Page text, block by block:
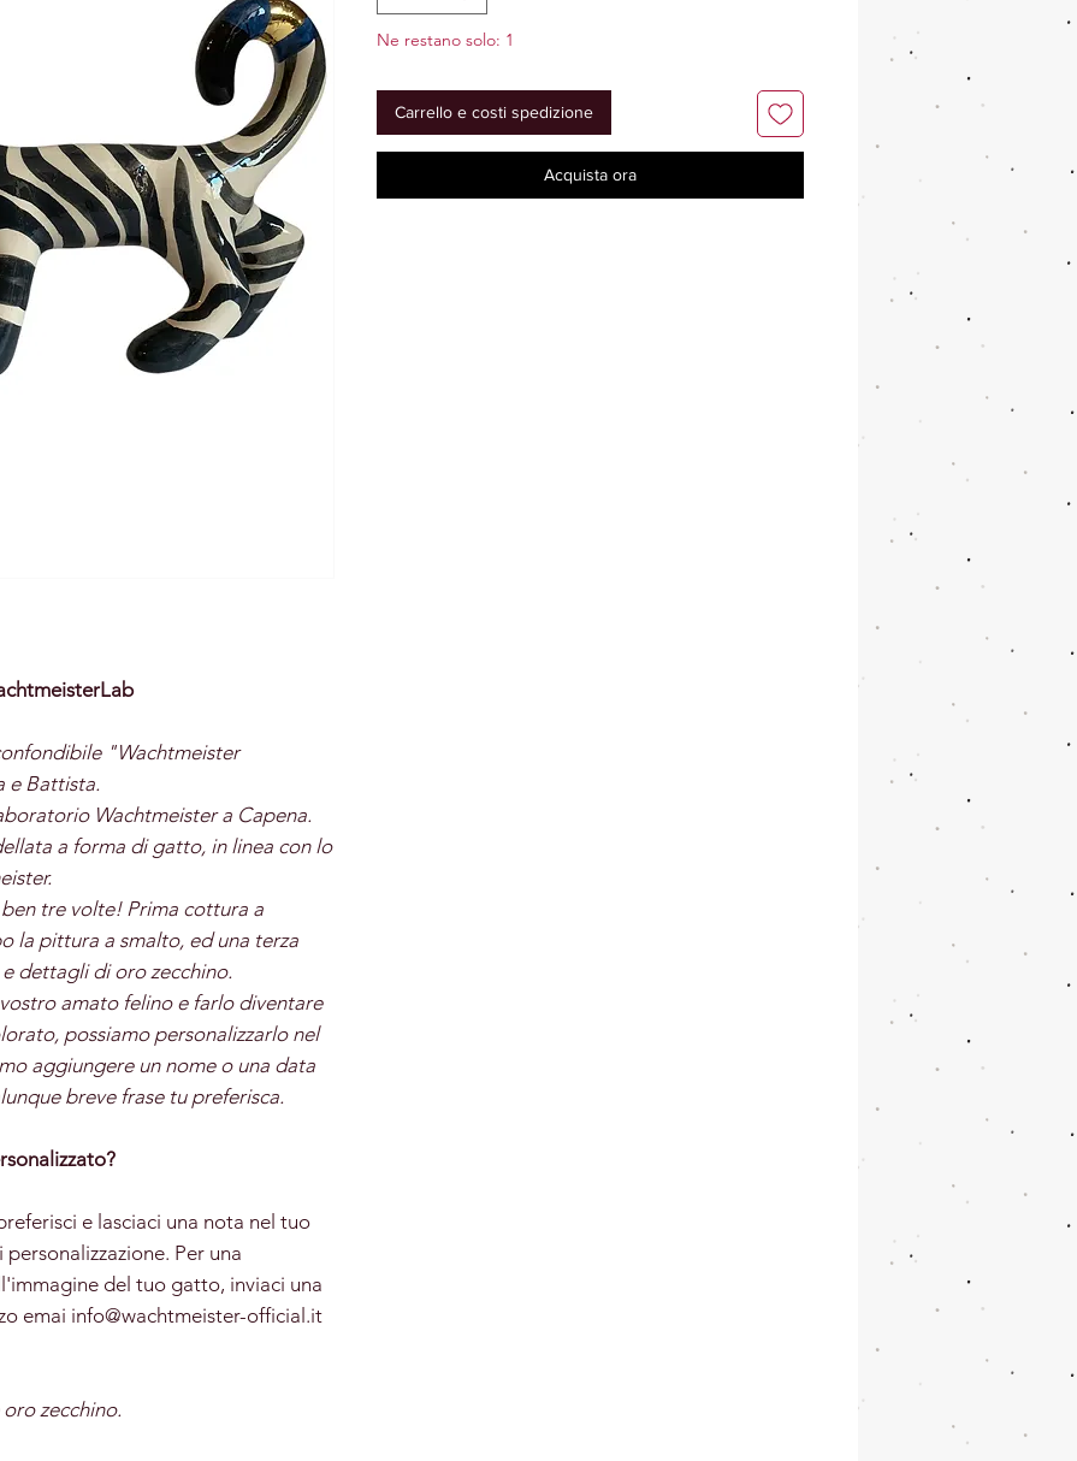
"Wachtmeister
e Battista.
Wachtmeister a Capena.
a forma di gatto, in linea con lo
tre volte! Prima cottura a
la pittura a smalto, ed una terza
dettagli di oro zecchino.
amato felino e farlo diventare
possiamo personalizzarlo nel
aggiungere un nome o una data
breve frase tu preferisca.
e lasciaci una nota nel tuo
Per una
del tuo gatto, inviaci una
emai info@wachtmeister-official.it
zecchino.
Ne restano solo: 1
Carrello e costi spedizione
Acquista ora